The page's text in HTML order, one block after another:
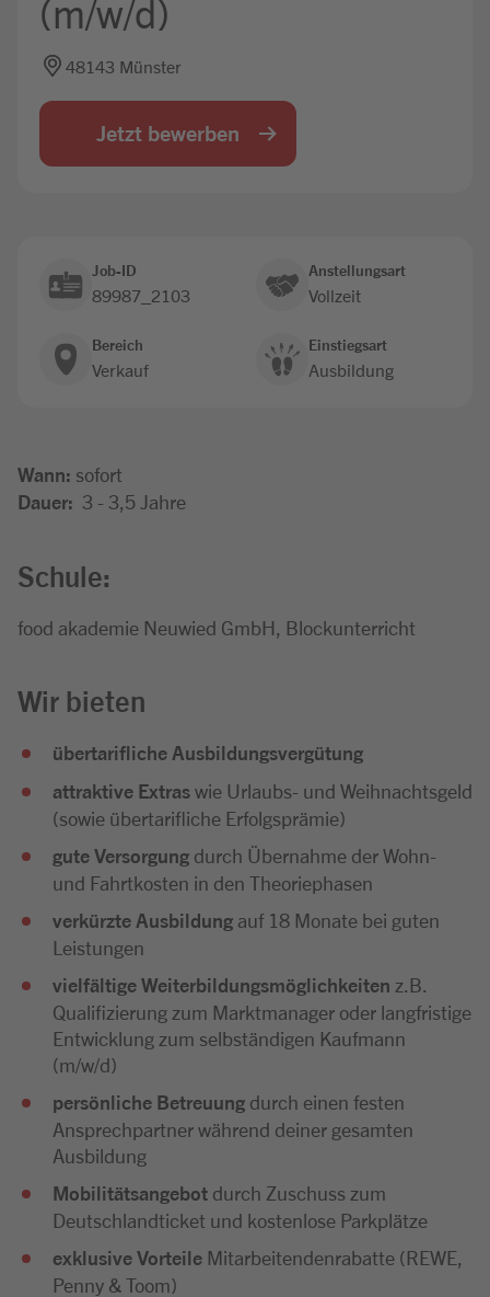
(m/w/d)
48143 Münster
Jetzt bewerben
Job-ID
89987_2103
Anstellungsart
Vollzeit
Bereich
Verkauf
Einstiegsart
Ausbildung
Wann: sofort
Dauer: 3 - 3,5 Jahre
Schule:
food akademie Neuwied GmbH, Blockunterricht
Wir bieten
übertarifliche Ausbildungsvergütung
attraktive Extraswie Urlaubs- und Weihnachtsgeld
(sowie übertarifliche Erfolgsprämie)
gute Versorgung durch Übernahme der Wohn-
und Fahrtkosten in den Theoriephasen
verkürzte Ausbildung auf 18 Monate bei guten
Leistungen
vielfältige Weiterbildungsmöglichkeiten z.B.
Qualifizierung zum Marktmanager oder langfristige
Entwicklung zum selbständigen Kaufmann
(m/w/d)
persönliche Betreuung durch einen festen
Ansprechpartner während deiner gesamten
Ausbildung
Mobilitätsangebot durch Zuschuss zum
Deutschlandticket und kostenlose Parkplätze
exklusive Vorteile Mitarbeitendenrabatte (REWE,
Penny & Toom)